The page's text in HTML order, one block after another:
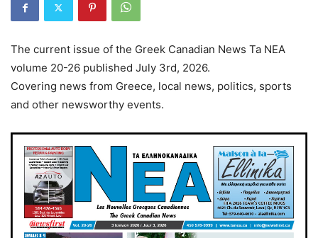
The current issue of the Greek Canadian News Ta NEA
volume 20-26 published July 3rd, 2026.
Covering news from Greece, local news, politics, sports
and other newsworthy events.